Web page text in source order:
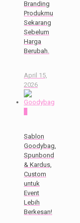
Branding
Produkmu
Sekarang
Sebelum
Harga
Berubah.
April 15,
2026
Sablon
Goodybag,
Spunbond
& Kardus,
Custom
untuk
Event
Lebih
Berkesan!